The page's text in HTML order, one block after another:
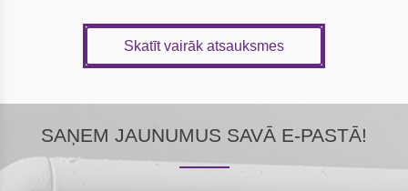
Skatīt vairāk atsauksmes
SAŅEM JAUNUMUS SAVĀ E-PASTĀ!